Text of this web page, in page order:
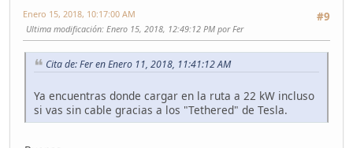
#9
Enero 15, 2018, 10:17:00 AM
Ultima modificación: Enero 15, 2018, 12:49:12 PM por Fer
Cita de: Fer en Enero 11, 2018, 11:41:12 AM
Ya encuentras donde cargar en la ruta a 22 kW incluso
si vas sin cable gracias a los "Tethered" de Tesla.